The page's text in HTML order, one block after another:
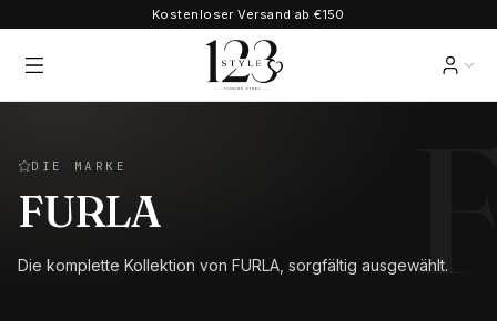
Kostenloser Versand ab €150
DIE MARKE
FURLA
Die komplette Kollektion von FURLA, sorgfältig ausgewählt.